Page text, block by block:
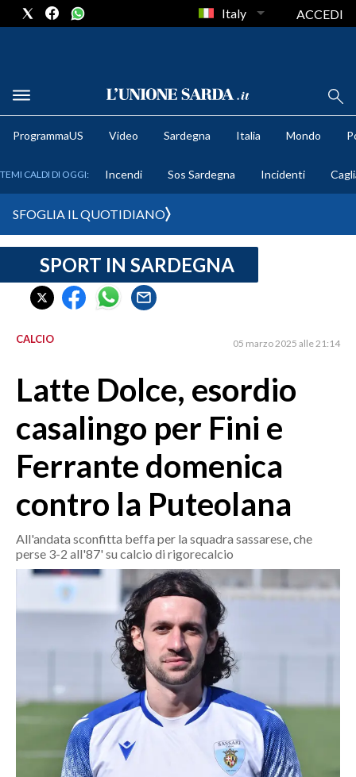
METEO
CRONACA SARDEGNA
CAGLIARI
SULCIS IGLESIENTE
ORISTANO E PROVINCIA
GALLURA
NUORO E PROVINCIA
OGLIASTRA
AGENDA
CRONACA
ITALIA
SERVIZI ALLE IMPRESE
BANDI
Italy ACCEDI
ProgrammaUS Video Sardegna Italia Mondo
TEMI CALDI DI OGGI: Incendi Sos Sardegna Incidenti
SFOGLIA IL QUOTIDIANO
SPORT IN SARDEGNA
CALCIO 05 marzo 2025 alle 21:14
Latte Dolce, esordio
casalingo per Fini e
Ferrante domenica
contro la Puteolana
All'andata sconfitta beffa per la squadra sassarese, che
perse 3-2 all'87' su calcio di rigorecalcio